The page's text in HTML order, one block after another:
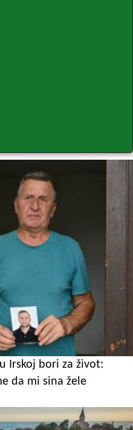
Irskoj bori za život:
da mi sina žele